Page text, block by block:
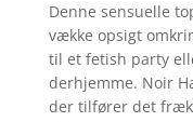
ud af 5
baseret
på
kundebed
ømmelse
r
Denne sensuelle
vække opsigt
til et fetish party
derhjemme. Noir
der tilfører det